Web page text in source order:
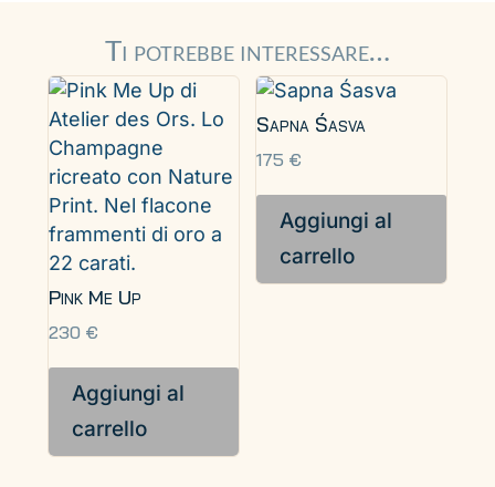
Ti potrebbe interessare…
Pink Me Up
230 €
Aggiungi al
carrello
Sapna Śasva
175 €
Aggiungi al
carrello